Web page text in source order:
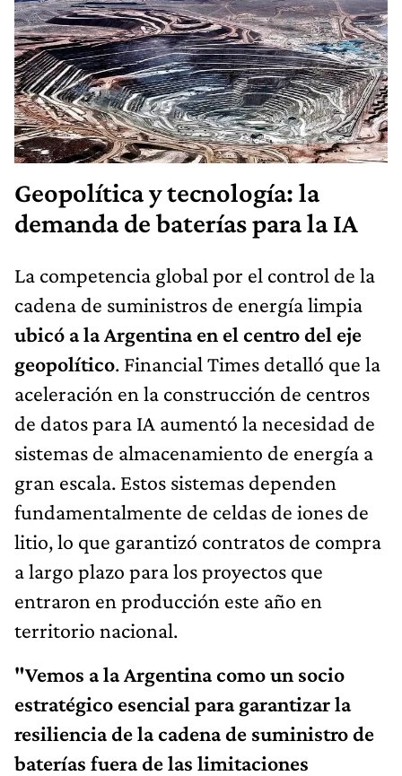
Geopolítica y tecnología: la
demanda de baterías para la IA
La competencia global por el control de la
cadena de suministros de energía limpia
ubicó a la Argentina en el centro del eje
geopolítico. Financial Times detalló que la
aceleración en la construcción de centros
de datos para IA aumentó la necesidad de
sistemas de almacenamiento de energía a
gran escala. Estos sistemas dependen
fundamentalmente de celdas de iones de
litio, lo que garantizó contratos de compra
a largo plazo para los proyectos que
entraron en producción este año en
territorio nacional.
"Vemos a la Argentina como un socio
estratégico esencial para garantizar la
resiliencia de la cadena de suministro de
baterías fuera de las limitaciones